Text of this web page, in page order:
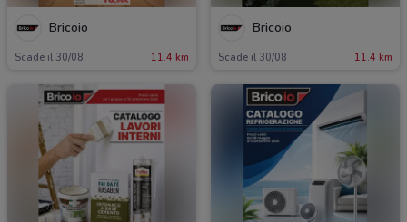
Bricoio
Scade il 30/08 11.4 km
Bricoio
Scade il 30/08 11.4 km